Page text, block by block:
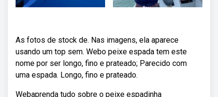
As fotos de stock de. Nas imagens, ela aparece
usando um top sem. Webo peixe espada tem este
nome por ser longo, fino e prateado; Parecido com
uma espada. Longo, fino e prateado.
Webaprenda tudo sobre o peixe espadinha